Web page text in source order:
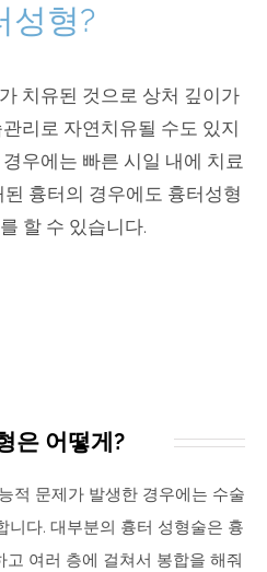
성형?
치유된 것으로 상처 깊이가
리로 자연치유될 수도 있지
우에는 빠른 시일 내에 치료
흉터의 경우에도 흉터성형
할 수 있습니다.
은 어떻게?
적 문제가 발생한 경우에는 수술
니다. 대부분의 흉터 성형술은 흉
여러 층에 걸쳐서 봉합을 해줘